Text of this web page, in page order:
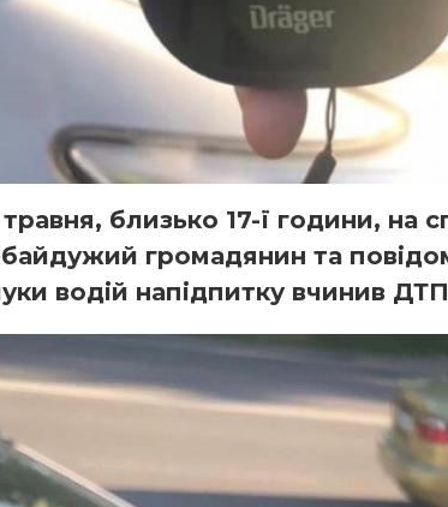
травня, близько 17-ї години, на
громадянин та
водій напідпитку вчинив